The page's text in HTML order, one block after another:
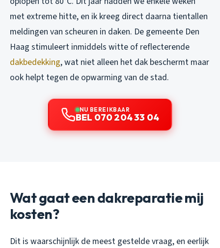
met extreme hitte, en ik kreeg direct daarna tientallen
meldingen van scheuren in daken. De gemeente Den
Haag stimuleert inmiddels witte of reflecterende
dakbedekking, wat niet alleen het dak beschermt maar
ook helpt tegen de opwarming van de stad.
NU BEREIKBAAR
BEL 070 204 33 04
Wat gaat een dakreparatie mij
kosten?
Dit is waarschijnlijk de meest gestelde vraag, en eerlijk